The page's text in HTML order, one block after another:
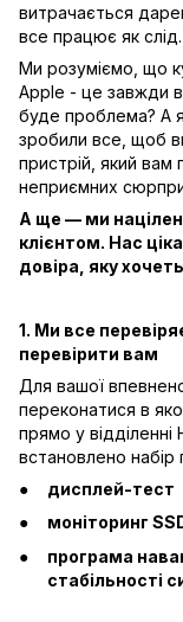
витрачається
все працює як слід.
Ми розуміємо, що
Apple - це завжди
буде проблема? А
зробили все, щоб
пристрій, який вам
неприємних
А ще — ми
клієнтом. Нас
довіра, яку
1. Ми все
перевірити вам
Для вашої
переконатися в
прямо у
встановлено набір
дисплей-тест
моніторинг
програма
стабільності